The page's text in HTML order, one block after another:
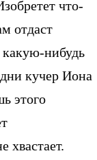
что-
отдаст
какую-нибудь
кучер Иона
этого
хвастает.